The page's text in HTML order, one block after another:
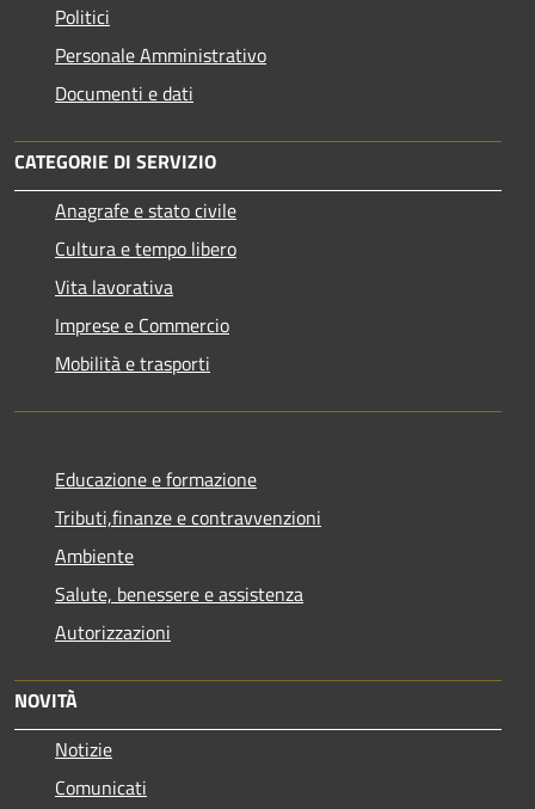
Politici
Personale Amministrativo
Documenti e dati
CATEGORIE DI SERVIZIO
Anagrafe e stato civile
Cultura e tempo libero
Vita lavorativa
Imprese e Commercio
Mobilità e trasporti
Educazione e formazione
Tributi,finanze e contravvenzioni
Ambiente
Salute, benessere e assistenza
Autorizzazioni
NOVITÀ
Notizie
Comunicati